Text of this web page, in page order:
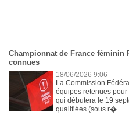
Championnat de France féminin
connues
18/06/2026 9:06
La Commission
équipes retenues
qui débutera le 19
qualifiées (sous r�...